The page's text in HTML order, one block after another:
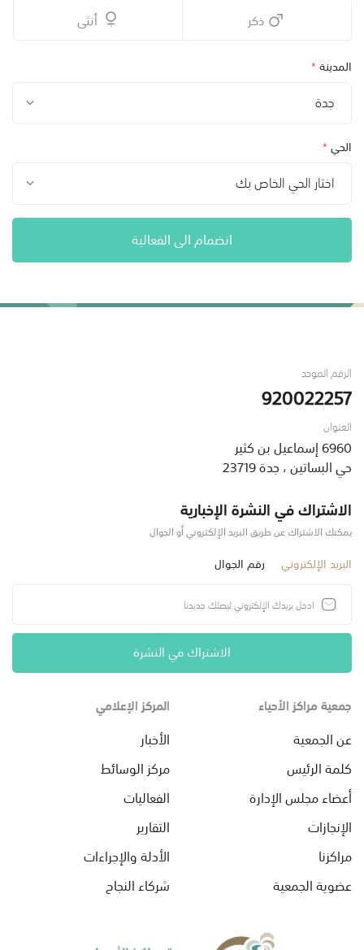
ذكر أنثى
المدينة*
جدة
الحي*
اختار الحي الخاص بك
انضمام الى الفعالية
الرقم الموحد
920022257
العنوان
6960 إسماعيل بن كثير
حي البساتين ، جدة 23719
الاشتراك في النشرة الإخبارية
يمكنك الاشتراك عن طريق البريد الإلكتروني أو الجوال
البريد الإلكتروني رقم الجوال
الاشتراك في النشرة
جمعية مراكز الأحياء
عن الجمعية
كلمة الرئيس
أعضاء مجلس الإدارة
الإنجازات
مراكزنا
عضوية الجمعية
المركز الإعلامي
الأخبار
مركز الوسائط
الفعاليات
التقارير
الأدلة والإجراءات
شركاء النجاح